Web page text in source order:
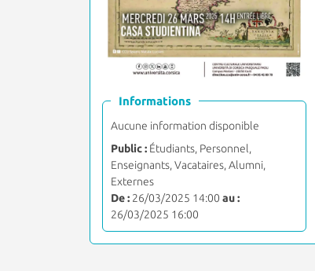
Informations
Aucune information disponible
Public : Étudiants, Personnel,
Enseignants, Vacataires, Alumni,
Externes
De : 26/03/2025 14:00 au :
26/03/2025 16:00